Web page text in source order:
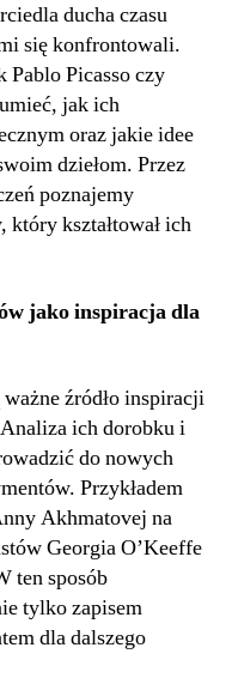
ducha czasu
się konfrontowali.
Picasso czy
jak ich
oraz jakie idee
dziełom. Przez
poznajemy
kształtował ich
jako inspiracja dla
źródło inspiracji
ich dorobku i
do nowych
Przykładem
Akhmatovej na
Georgia O’Keeffe
ten sposób
tylko zapisem
dla dalszego